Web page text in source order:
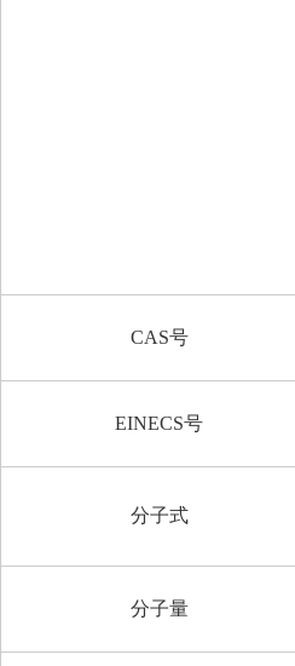
CAS号
EINECS号
分子式
分子量